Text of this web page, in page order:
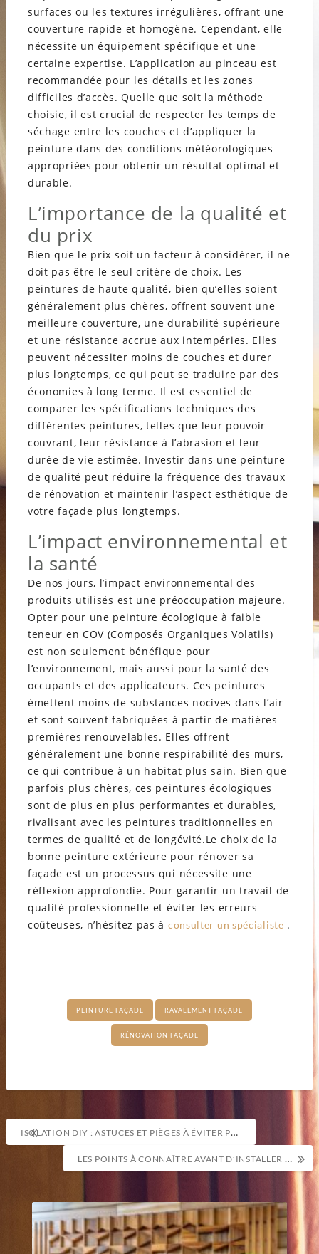
surfaces ou les textures irrégulières, offrant une
couverture rapide et homogène. Cependant, elle
nécessite un équipement spécifique et une
certaine expertise. L’application au pinceau est
recommandée pour les détails et les zones
difficiles d’accès. Quelle que soit la méthode
choisie, il est crucial de respecter les temps de
séchage entre les couches et d’appliquer la
peinture dans des conditions météorologiques
appropriées pour obtenir un résultat optimal et
durable.
L’importance de la qualité et
du prix
Bien que le prix soit un facteur à considérer, il ne
doit pas être le seul critère de choix. Les
peintures de haute qualité, bien qu’elles soient
généralement plus chères, offrent souvent une
meilleure couverture, une durabilité supérieure
et une résistance accrue aux intempéries. Elles
peuvent nécessiter moins de couches et durer
plus longtemps, ce qui peut se traduire par des
économies à long terme. Il est essentiel de
comparer les spécifications techniques des
différentes peintures, telles que leur pouvoir
couvrant, leur résistance à l’abrasion et leur
durée de vie estimée. Investir dans une peinture
de qualité peut réduire la fréquence des travaux
de rénovation et maintenir l’aspect esthétique de
votre façade plus longtemps.
L’impact environnemental et
la santé
De nos jours, l’impact environnemental des
produits utilisés est une préoccupation majeure.
Opter pour une peinture écologique à faible
teneur en COV (Composés Organiques Volatils)
est non seulement bénéfique pour
l’environnement, mais aussi pour la santé des
occupants et des applicateurs. Ces peintures
émettent moins de substances nocives dans l’air
et sont souvent fabriquées à partir de matières
premières renouvelables. Elles offrent
généralement une bonne respirabilité des murs,
ce qui contribue à un habitat plus sain. Bien que
parfois plus chères, ces peintures écologiques
sont de plus en plus performantes et durables,
rivalisant avec les peintures traditionnelles en
termes de qualité et de longévité.Le choix de la
bonne peinture extérieure pour rénover sa
façade est un processus qui nécessite une
réflexion approfondie. Pour garantir un travail de
qualité professionnelle et éviter les erreurs
coûteuses, n’hésitez pas à consulter un spécialiste .
PEINTURE FAÇADE RAVALEMENT FAÇADE
RÉNOVATION FAÇADE
Navigation
de
l’article
ISOLATION DIY : ASTUCES ET PIÈGES À ÉVITER POUR UNE INSTALLATION RÉUSSIE
LES POINTS À CONNAÎTRE AVANT D’INSTALLER UN DRESSING